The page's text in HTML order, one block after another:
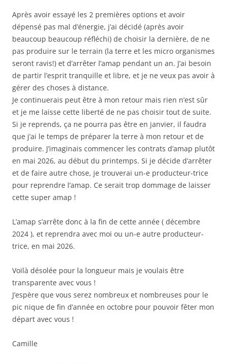
Après avoir essayé les 2 premières options et avoir
dépensé pas mal d’énergie, j’ai décidé (après avoir
beaucoup beaucoup réfléchi) de choisir la dernière, de ne
pas produire sur le terrain (la terre et les micro organismes
seront ravis!) et d’arrêter l’amap pendant un an. J’ai besoin
de partir l’esprit tranquille et libre, et je ne veux pas avoir à
gérer des choses à distance.
Je continuerais peut être à mon retour mais rien n’est sûr
et je me laisse cette liberté de ne pas choisir tout de suite.
Si je reprends, ça ne pourra pas être en janvier, il faudra
que j’ai le temps de préparer la terre à mon retour et de
produire. J’imaginais commencer les contrats d’amap plutôt
en mai 2026, au début du printemps. Si je décide d’arrêter
et de faire autre chose, je trouverai un-e producteur-trice
pour reprendre l’amap. Ce serait trop dommage de laisser
cette super amap !
L’amap s’arrête donc à la fin de cette année ( décembre
2024 ), et reprendra avec moi ou un-e autre producteur-
trice, en mai 2026.
Voilà désolée pour la longueur mais je voulais être
transparente avec vous !
J’espère que vous serez nombreux et nombreuses pour le
pic nique de fin d’année en octobre pour pouvoir fêter mon
départ avec vous !
Camille